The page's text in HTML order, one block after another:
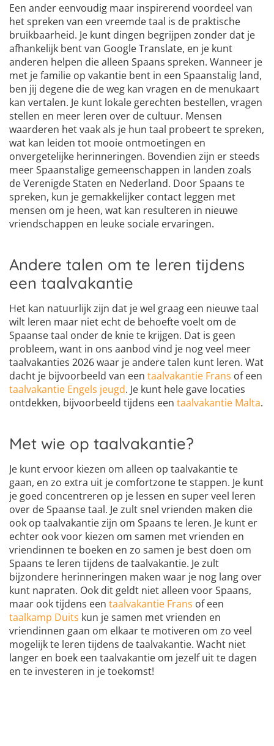
Een ander eenvoudig maar inspirerend voordeel van
het spreken van een vreemde taal is de praktische
bruikbaarheid. Je kunt dingen begrijpen zonder dat je
afhankelijk bent van Google Translate, en je kunt
anderen helpen die alleen Spaans spreken. Wanneer je
met je familie op vakantie bent in een Spaanstalig land,
ben jij degene die de weg kan vragen en de menukaart
kan vertalen. Je kunt lokale gerechten bestellen, vragen
stellen en meer leren over de cultuur. Mensen
waarderen het vaak als je hun taal probeert te spreken,
wat kan leiden tot mooie ontmoetingen en
onvergetelijke herinneringen. Bovendien zijn er steeds
meer Spaanstalige gemeenschappen in landen zoals
de Verenigde Staten en Nederland. Door Spaans te
spreken, kun je gemakkelijker contact leggen met
mensen om je heen, wat kan resulteren in nieuwe
vriendschappen en leuke sociale ervaringen.
Andere talen om te leren tijdens
een taalvakantie
Het kan natuurlijk zijn dat je wel graag een nieuwe taal
wilt leren maar niet echt de behoefte voelt om de
Spaanse taal onder de knie te krijgen. Dat is geen
probleem, want in ons aanbod vind je nog veel meer
taalvakanties 2026 waar je andere talen kunt leren. Wat
dacht je bijvoorbeeld van een taalvakantie Frans of een
taalvakantie Engels jeugd. Je kunt hele gave locaties
ontdekken, bijvoorbeeld tijdens een taalvakantie Malta.
Met wie op taalvakantie?
Je kunt ervoor kiezen om alleen op taalvakantie te
gaan, en zo extra uit je comfortzone te stappen. Je kunt
je goed concentreren op je lessen en super veel leren
over de Spaanse taal. Je zult snel vrienden maken die
ook op taalvakantie zijn om Spaans te leren. Je kunt er
echter ook voor kiezen om samen met vrienden en
vriendinnen te boeken en zo samen je best doen om
Spaans te leren tijdens de taalvakantie. Je zult
bijzondere herinneringen maken waar je nog lang over
kunt napraten. Ook dit geldt niet alleen voor Spaans,
maar ook tijdens een taalvakantie Frans of een
taalkamp Duits kun je samen met vrienden en
vriendinnen gaan om elkaar te motiveren om zo veel
mogelijk te leren tijdens de taalvakantie. Wacht niet
langer en boek een taalvakantie om jezelf uit te dagen
en te investeren in je toekomst!